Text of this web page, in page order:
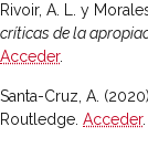
Rivoir, A. L. y
críticas de la
Acceder.
Santa-Cruz, A.
Routledge. Acceder.